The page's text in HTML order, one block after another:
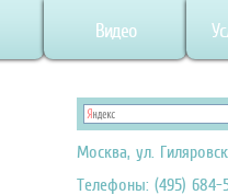
Видео
Москва, ул.
Телефоны: (495) 684-